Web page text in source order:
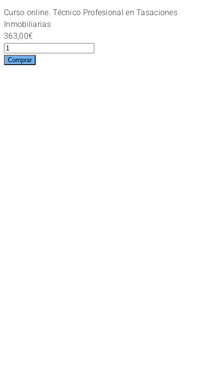
Curso online. Técnico Profesional en Tasaciones
Inmobiliarias
363,00€
Curso
online.
Comprar